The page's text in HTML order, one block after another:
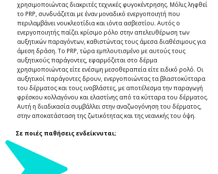
χρησιμοποιώντας διακριτές τεχνικές φυγοκέντρησης. Μόλις ληφθεί
το PRP, συνδυάζεται με έναν μοναδικό ενεργοποιητή που
περιλαμβάνει νουκλεοτίδια και ιόντα ασβεστίου. Αυτός ο
ενεργοποιητής παίζει κρίσιμο ρόλο στην απελευθέρωση των
αυξητικών παραγόντων, καθιστώντας τους άμεσα διαθέσιμους για
άμεση δράση. Το PRP, τώρα εμπλουτισμένο με αυτούς τους
αυξητικούς παράγοντες, εφαρμόζεται στο δέρμα
χρησιμοποιώντας είτε ενέσιμη μεσοθεραπεία είτε ειδικό ρολό. Οι
αυξητικοί παράγοντες δρουν, ενεργοποιώντας τα βλαστοκύτταρα
του δέρματος και τους ινοβλάστες, με αποτέλεσμα την παραγωγή
φρέσκου κολλαγόνου και ελαστίνης από τα κύτταρα του δέρματος.
Αυτή η διαδικασία συμβάλλει στην αναζωογόνηση του δέρματος,
στην αποκατάσταση της ζωτικότητας και της νεανικής του όψη.
Σε ποιές παθήσεις ενδείκνυται;